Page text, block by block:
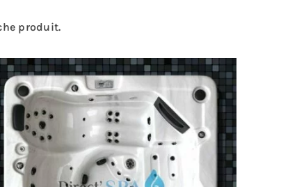
produit.